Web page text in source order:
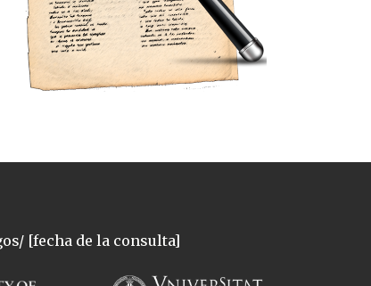
[fecha de la consulta]